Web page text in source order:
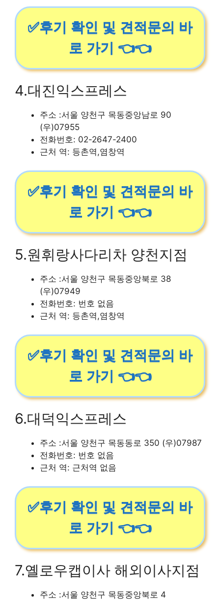
✅후기 확인 및 견적문의 바
로 가기 👈👈
4.대진익스프레스
주소 :서울 양천구 목동중앙남로 90
(우)07955
전화번호: 02-2647-2400
근처 역: 등촌역,염창역
✅후기 확인 및 견적문의 바
로 가기 👈👈
5.원휘랑사다리차 양천지점
주소 :서울 양천구 목동중앙북로 38
(우)07949
전화번호: 번호 없음
근처 역: 등촌역,염창역
✅후기 확인 및 견적문의 바
로 가기 👈👈
6.대덕익스프레스
주소 :서울 양천구 목동동로 350 (우)07987
전화번호: 번호 없음
근처 역: 근처역 없음
✅후기 확인 및 견적문의 바
로 가기 👈👈
7.옐로우캡이사 해외이사지점
주소 :서울 양천구 목동중앙북로 4